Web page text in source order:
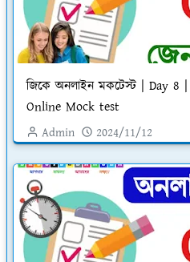
জিকে অনলাইন মকটেস্ট | Day 8
Online Mock test
Admin 2024/11/12